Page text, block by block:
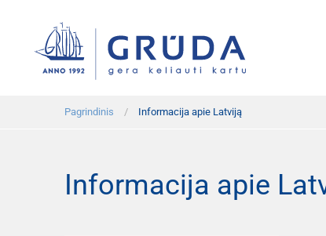
Pagrindinis Informacija apie Latviją
Informacija apie